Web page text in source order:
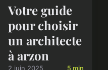
Votre guide
pour choisir
un architecte
à arzon
2 juin 2025 5 min